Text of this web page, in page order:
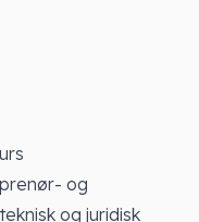
og
og juridisk